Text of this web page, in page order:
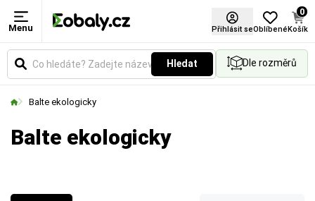
Menu Přihlásit seOblíbené
0
Košík
Hledat Dle rozměrů
Balte ekologicky
Balte ekologicky